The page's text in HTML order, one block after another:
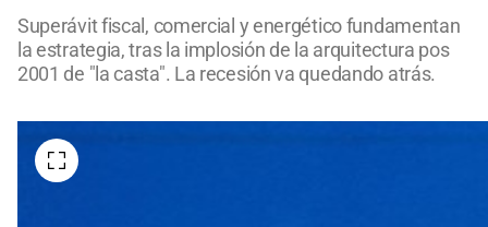
Superávit fiscal, comercial y energético fundamentan
la estrategia, tras la implosión de la arquitectura pos
2001 de "la casta". La recesión va quedando atrás.